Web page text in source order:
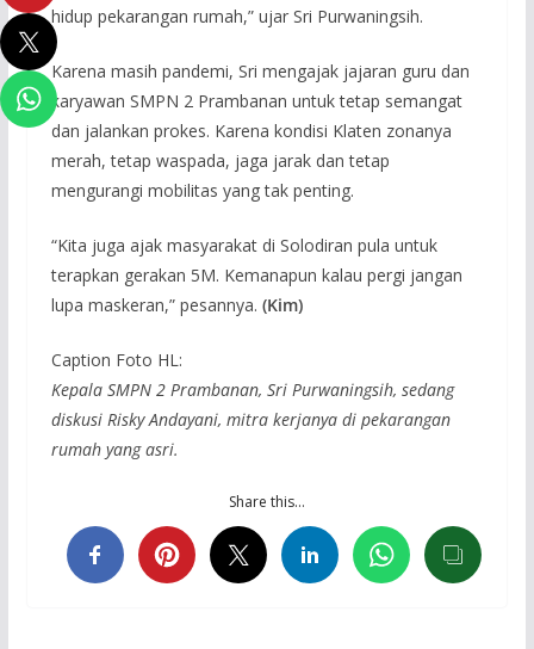
hidup pekarangan rumah,” ujar Sri Purwaningsih.
Karena masih pandemi, Sri mengajak jajaran guru dan
karyawan SMPN 2 Prambanan untuk tetap semangat
dan jalankan prokes. Karena kondisi Klaten zonanya
merah, tetap waspada, jaga jarak dan tetap
mengurangi mobilitas yang tak penting.
“Kita juga ajak masyarakat di Solodiran pula untuk
terapkan gerakan 5M. Kemanapun kalau pergi jangan
lupa maskeran,” pesannya. (Kim)
Caption Foto HL:
Kepala SMPN 2 Prambanan, Sri Purwaningsih, sedang
diskusi Risky Andayani, mitra kerjanya di pekarangan
rumah yang asri.
Share this…